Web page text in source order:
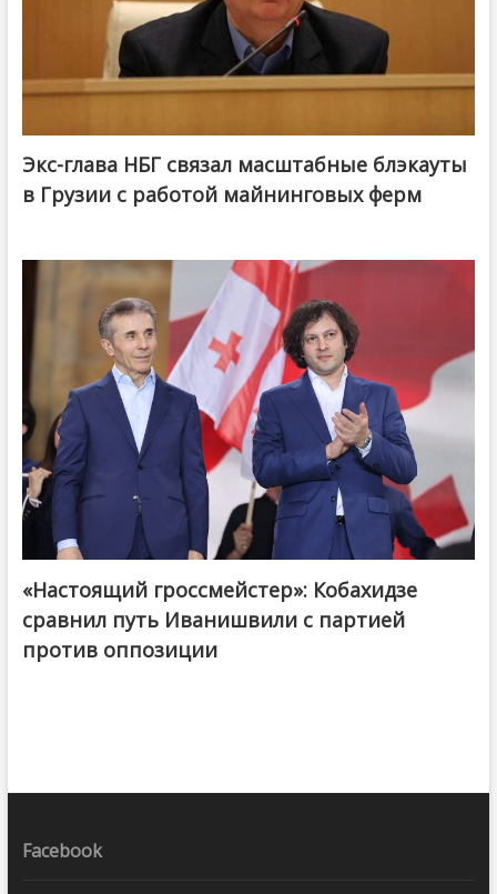
Экс-глава НБГ связал масштабные блэкауты
в Грузии с работой майнинговых ферм
@ქართული ოცნება / Georgian Dream
«Настоящий гроссмейстер»: Кобахидзе
сравнил путь Иванишвили с партией
против оппозиции
Facebook